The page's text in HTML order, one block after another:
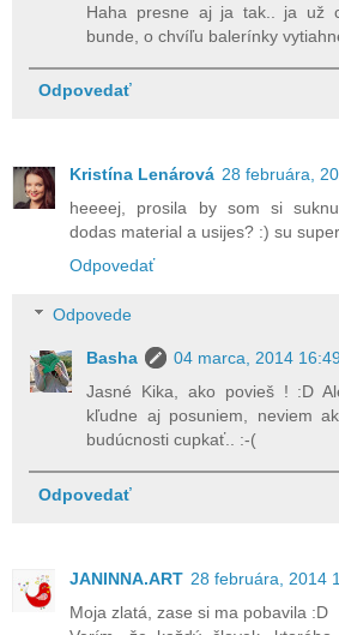
Haha presne aj ja tak.. ja už
bunde, o chvíľu balerínky
Odpovedať
Kristína Lenárová 28 februára,
heeeej, prosila by som si
dodas material a usijes? :) su
Odpovedať
Odpovede
Basha
04 marca, 2014 16:49
Jasné Kika, ako povieš ! :D
kľudne aj posuniem, neviem
budúcnosti cupkať.. :-(
Odpovedať
JANINNA.ART 28 februára, 2014
Moja zlatá, zase si ma pobavila :D